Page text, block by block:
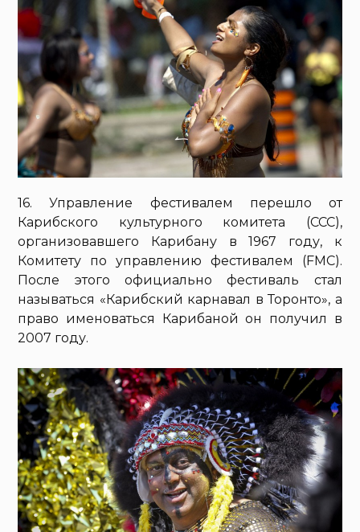
16. Управление фестивалем перешло от
Карибского культурного комитета (CCC),
организовавшего Карибану в 1967 году, к
Комитету по управлению фестивалем (FMC).
После этого официально фестиваль стал
называться «Карибский карнавал в Торонто», а
право именоваться Карибаной он получил в
2007 году.